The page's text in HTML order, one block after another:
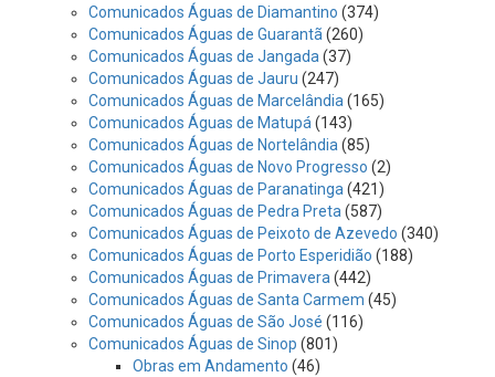
Comunicados Águas de Diamantino (374)
Comunicados Águas de Guarantã (260)
Comunicados Águas de Jangada (37)
Comunicados Águas de Jauru (247)
Comunicados Águas de Marcelândia (165)
Comunicados Águas de Matupá (143)
Comunicados Águas de Nortelândia (85)
Comunicados Águas de Novo Progresso (2)
Comunicados Águas de Paranatinga (421)
Comunicados Águas de Pedra Preta (587)
Comunicados Águas de Peixoto de Azevedo (340)
Comunicados Águas de Porto Esperidião (188)
Comunicados Águas de Primavera (442)
Comunicados Águas de Santa Carmem (45)
Comunicados Águas de São José (116)
Comunicados Águas de Sinop (801)
Obras em Andamento (46)